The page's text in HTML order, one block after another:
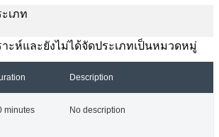
เภท
ะห์และยังไม่ได้จัดประเภทเป็นหมวดหมู่
Description
minutes No description